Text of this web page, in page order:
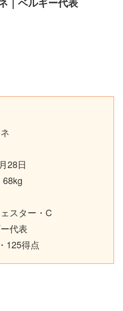
28日
68kg
スター・C
代表
125得点